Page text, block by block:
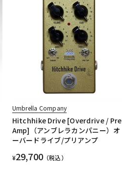
Umbrella Company
Hitchhike Drive [Overdrive / Pre
Amp]（アンブレラカンパニー）オ
ーバードライブ/プリアンプ
¥29,700 （税込）